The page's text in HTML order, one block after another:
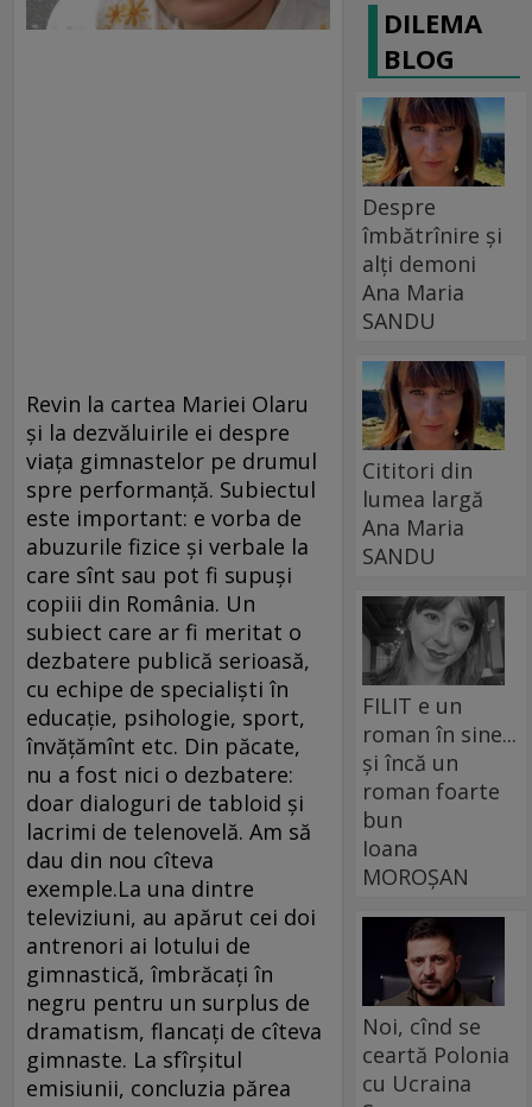
Revin la cartea Mariei Olaru
și la dezvăluirile ei despre
viața gimnastelor pe drumul
spre performanță. Subiectul
este important: e vorba de
abuzurile fizice și verbale la
care sînt sau pot fi supuși
copiii din România. Un
subiect care ar fi meritat o
dezbatere publică serioasă,
cu echipe de specialiști în
educație, psihologie, sport,
învățămînt etc. Din păcate,
nu a fost nici o dezbatere:
doar dialoguri de tabloid și
lacrimi de telenovelă. Am să
dau din nou cîteva
exemple.La una dintre
televiziuni, au apărut cei doi
antrenori ai lotului de
gimnastică, îmbrăcați în
negru pentru un surplus de
dramatism, flancați de cîteva
gimnaste. La sfîrșitul
emisiunii, concluzia părea
DILEMA
BLOG
Despre
îmbătrînire și
alți demoni
Ana Maria
SANDU
Cititori din
lumea largă
Ana Maria
SANDU
FILIT e un
roman în sine...
și încă un
roman foarte
bun
Ioana
MOROȘAN
Noi, cînd se
ceartă Polonia
cu Ucraina